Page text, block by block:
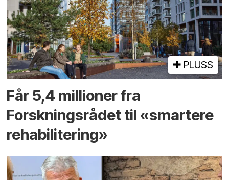
PLUSS
Får 5,4 millioner fra
Forskningsrådet til «smartere
rehabilitering»